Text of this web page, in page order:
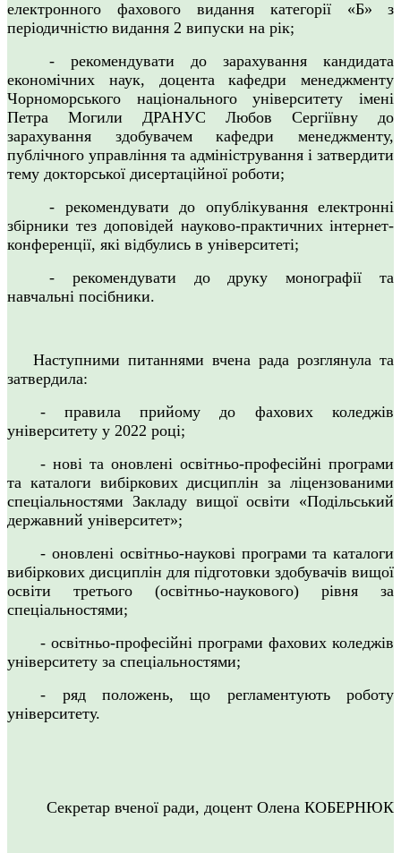
електронного фахового видання категорії «Б»
з
періодичністю видання 2 випуски на рік;
- рекомендувати до зарахування кандидата
економічних наук, доцента кафедри менеджменту
Чорноморського національного університету імені
Петра Могили ДРАНУС Любов Сергіївну до
зарахування здобувачем кафедри менеджменту,
публічного управління та адміністрування і затвердити
тему докторської дисертаційної роботи;
- рекомендувати до опублікування електронні
збірники тез доповідей науково-практичних інтернет-
конференції, які відбулись в університеті;
- рекомендувати до друку монографії та
навчальні посібники.
Наступними питаннями вчена рада розглянула та
затвердила:
-
правилаприйому до фахових коледжів
університету у 2022 році;
- нові та оновлені освітньо-професійні програми
та каталоги вибіркових дисциплін за ліцензованими
спеціальностями Закладу вищої освіти «Подільський
державний університет»;
- оновлені освітньо-наукові програми та каталоги
вибіркових дисциплін для підготовки здобувачів вищої
освіти третього (освітньо-наукового) рівня за
спеціальностями;
- освітньо-професійні програми фахових коледжів
університету за спеціальностями;
- ряд положень, що регламентують роботу
університету.
Секретар вченої ради, доцент Олена КОБЕРНЮК